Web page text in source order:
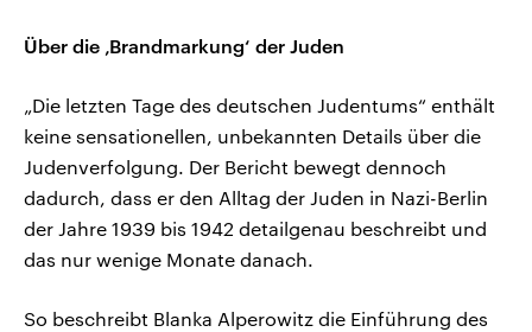
Über die ‚Brandmarkung‘ der Juden
„Die letzten Tage des deutschen Judentums“ enthält
keine sensationellen, unbekannten Details über die
Judenverfolgung. Der Bericht bewegt dennoch
dadurch, dass er den Alltag der Juden in Nazi-Berlin
der Jahre 1939 bis 1942 detailgenau beschreibt und
das nur wenige Monate danach.
So beschreibt Blanka Alperowitz die Einführung des